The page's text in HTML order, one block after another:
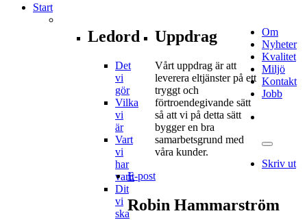
Start
Ledord
Det
vi
gör
Vilka
vi
är
Vart
vi
har
varit
Dit
vi
ska
Uppdrag
Vårt uppdrag är att
leverera eltjänster på ett
tryggt och
förtroendegivande sätt
så att vi på detta sätt
bygger en bra
samarbetsgrund med
våra kunder.
Om
Nyheter
Kvalitet
Miljö
Kontakt
Jobb
Skriv ut
E-post
Robin Hammarström